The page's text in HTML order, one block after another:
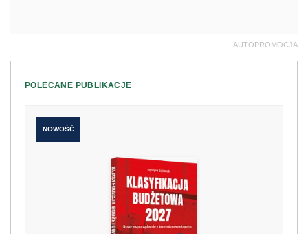
AUTOPROMOCJA
POLECANE PUBLIKACJE
NOWOŚĆ